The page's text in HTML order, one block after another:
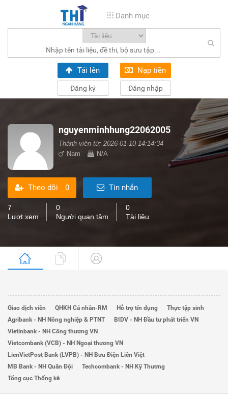
Danh mục
Tải lên Nạp tiền
Đăng ký Đăng nhập
nguyenminhhung22062005
Thành viên từ: 2026-01-10 14:14:34
Nam
N/A
Theo dõi 0 Tin nhắn
7
Lượt xem
0
Người quan tâm
0
Tài liệu
Giao dịch viên QHKH Cá nhân-RM Hỗ trợ tín dụng
Thực tập sinh
Agribank - NH Nông nghiệp & PTNT
BIDV - NH Đầu tư phát triển VN
Vietinbank - NH Công thương VN
Vietcombank (VCB) - NH Ngoại thương VN
LienVietPost Bank (LVPB) - NH Bưu Điện Liên Việt
MB Bank - NH Quân Đội
Techcombank - NH Kỹ Thương
Tổng cục Thống kê